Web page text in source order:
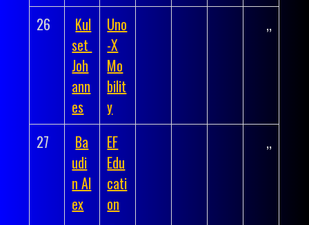
26
Kul
set
Joh
ann
es
Uno
-X
Mo
bilit
y
,,
27
Ba
udi
n Al
ex
EF
Edu
cati
on
,,